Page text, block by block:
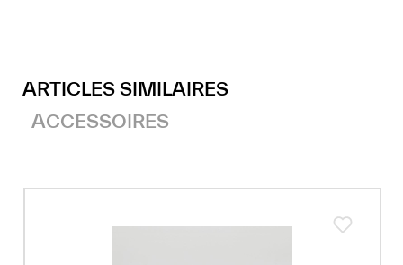
ARTICLES SIMILAIRES
ACCESSOIRES